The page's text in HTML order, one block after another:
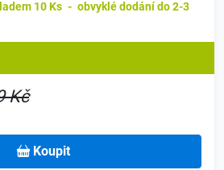
10 Ks - obvyklé dodání do 2-3
Kč
Koupit